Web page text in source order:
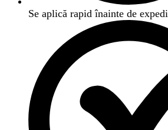
Se aplică rapid înainte de